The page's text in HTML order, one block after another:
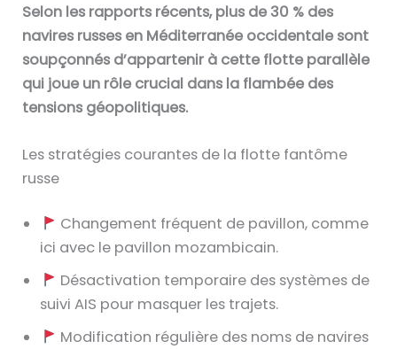
Selon les rapports récents, plus de 30 % des
navires russes en Méditerranée occidentale sont
soupçonnés d’appartenir à cette flotte parallèle
qui joue un rôle crucial dans la flambée des
tensions géopolitiques.
Les stratégies courantes de la flotte fantôme
russe
Changement fréquent de pavillon, comme
ici avec le pavillon mozambicain.
Désactivation temporaire des systèmes de
suivi AIS pour masquer les trajets.
Modification régulière des noms de navires